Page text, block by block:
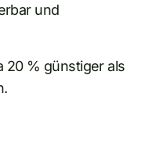
und
20 % günstiger als